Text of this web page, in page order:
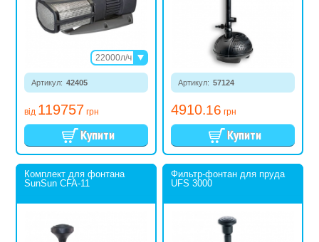
Артикул: 42405
від 119757 грн
22000л/ч
27900л/ч
Артикул: 57124
4910.16 грн
Комплект для фонтана
SunSun CFA-11
Фильтр-фонтан для пруда
UFS 3000